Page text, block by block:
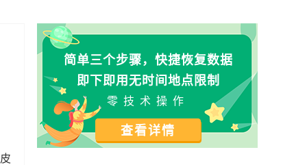
简单三个步骤，快捷恢复数据
即下即用无时间地点限制
零技术操作
查看详情